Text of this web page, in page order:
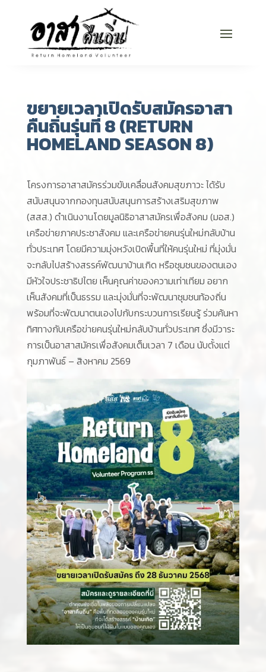
ขยายเวลาเปิดรับสมัครอาสา
คืนถิ่นรุ่นที่ 8 (RETURN
HOMELAND SEASON 8)
โครงการอาสาสมัครร่วมขับเคลื่อนสังคมสุขภาวะ ได้รับ
สนับสนุนจากกองทุนสนับสนุนการสร้างเสริมสุขภาพ
(สสส.) ดำเนินงานโดยมูลนิธิอาสาสมัครเพื่อสังคม (มอส.)
เครือข่ายภาคประชาสังคม และเครือข่ายคนรุ่นใหม่กลับบ้าน
ทั่วประเทศ โดยมีความมุ่งหวังเปิดพื้นที่ให้คนรุ่นใหม่ ที่มุ่งมั่น
จะกลับไปสร้างสรรค์พัฒนาบ้านเกิด หรือชุมชนของตนเอง
มีหัวใจประชาธิปไตย เห็นคุณค่าของความเท่าเทียม อยาก
เห็นสังคมที่เป็นธรรม และมุ่งมั่นที่จะพัฒนาชุมชนท้องถิ่น
พร้อมที่จะพัฒนาตนเองไปกับกระบวนการเรียนรู้ ร่วมค้นหา
ทิศทางกับเครือข่ายคนรุ่นใหม่กลับบ้านทั่วประเทศ ซึ่งมีวาระ
การเป็นอาสาสมัครเพื่อสังคมเต็มเวลา 7 เดือน นับตั้งแต่
กุมภาพันธ์ – สิงหาคม 2569